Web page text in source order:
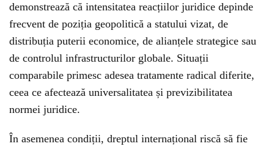
demonstrează că intensitatea reacțiilor juridice depinde
frecvent de poziția geopolitică a statului vizat, de
distribuția puterii economice, de alianțele strategice sau
de controlul infrastructurilor globale. Situații
comparabile primesc adesea tratamente radical diferite,
ceea ce afectează universalitatea și previzibilitatea
normei juridice.
În asemenea condiții, dreptul internațional riscă să fie